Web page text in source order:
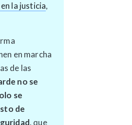
la justicia,
en marcha
de las
no se
se
de
, que